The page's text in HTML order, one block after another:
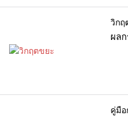
จากขวดหนึ่งไปยังอีกขวดหนึ่ง
ชะตากรรมของพลาสติกนั้น
ครอบคลุมทั้งระบบรีไซเคิลแบบ
วงจรปิดและแบบวงจรเปิด การ
วิกฤ
ผล
คู่มือ